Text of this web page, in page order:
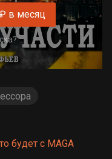
в месяц
будет с MAGA